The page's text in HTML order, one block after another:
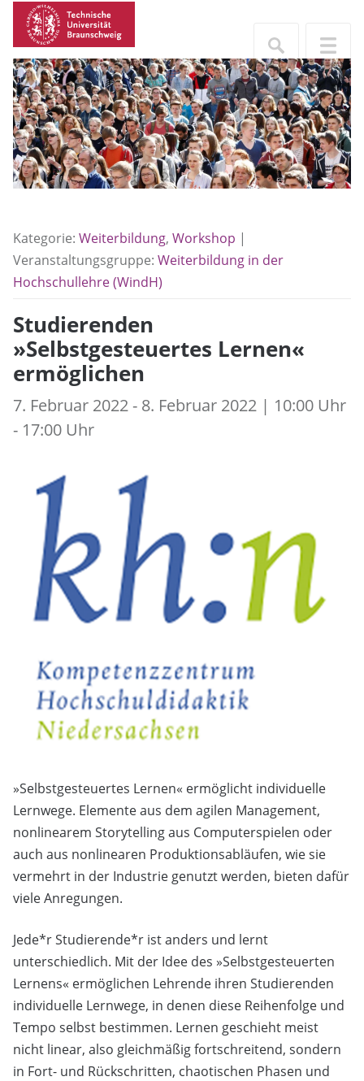
Kategorie: Weiterbildung, Workshop |
Veranstaltungsgruppe: Weiterbildung in der
Hochschullehre (WindH)
Studierenden
»Selbstgesteuertes Lernen«
ermöglichen
7. Februar 2022 - 8. Februar 2022 | 10:00 Uhr
- 17:00 Uhr
»Selbstgesteuertes Lernen« ermöglicht individuelle
Lernwege. Elemente aus dem agilen Management,
nonlinearem Storytelling aus Computerspielen oder
auch aus nonlinearen Produktionsabläufen, wie sie
vermehrt in der Industrie genutzt werden, bieten dafür
viele Anregungen.
Jede*r Studierende*r ist anders und lernt
unterschiedlich. Mit der Idee des »Selbstgesteuerten
Lernens« ermöglichen Lehrende ihren Studierenden
individuelle Lernwege, in denen diese Reihenfolge und
Tempo selbst bestimmen. Lernen geschieht meist
nicht linear, also gleichmäßig fortschreitend, sondern
in Fort- und Rückschritten, chaotischen Phasen und